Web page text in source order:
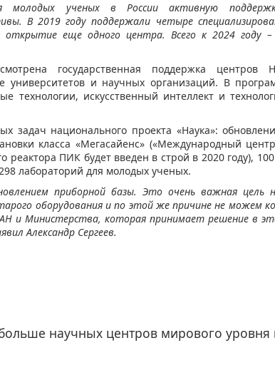
молодых ученых в России активную
В 2019 году поддержали четыре
открытие еще одного центра. Всего к 2024 году
государственная поддержка центров
университетов и научных организаций. В
технологии, искусственный интеллект и
задач национального проекта «Наука»:
класса «Мегасайенс» («Международный
реактора ПИК будет введен в строй в 2020 году),
лабораторий для молодых ученых.
приборной базы. Это очень важная цель
оборудования и по этой же причине не можем
и Министерства, которая принимает решение в
Александр Сергеев.
научных центров мирового уровня